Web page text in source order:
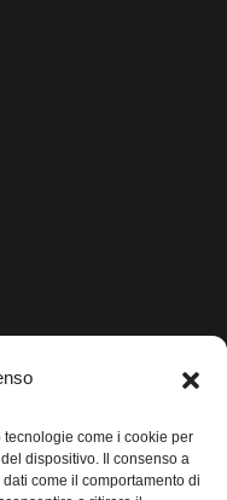
come i cookie per
dispositivo. Il consenso a
come il comportamento di